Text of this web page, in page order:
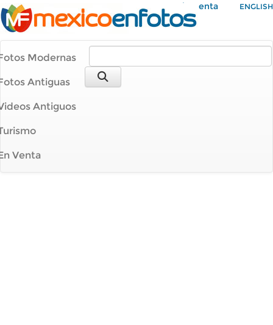
Mi Cuenta ENGLISH
Modernas
Antiguas
Antiguos
Venta